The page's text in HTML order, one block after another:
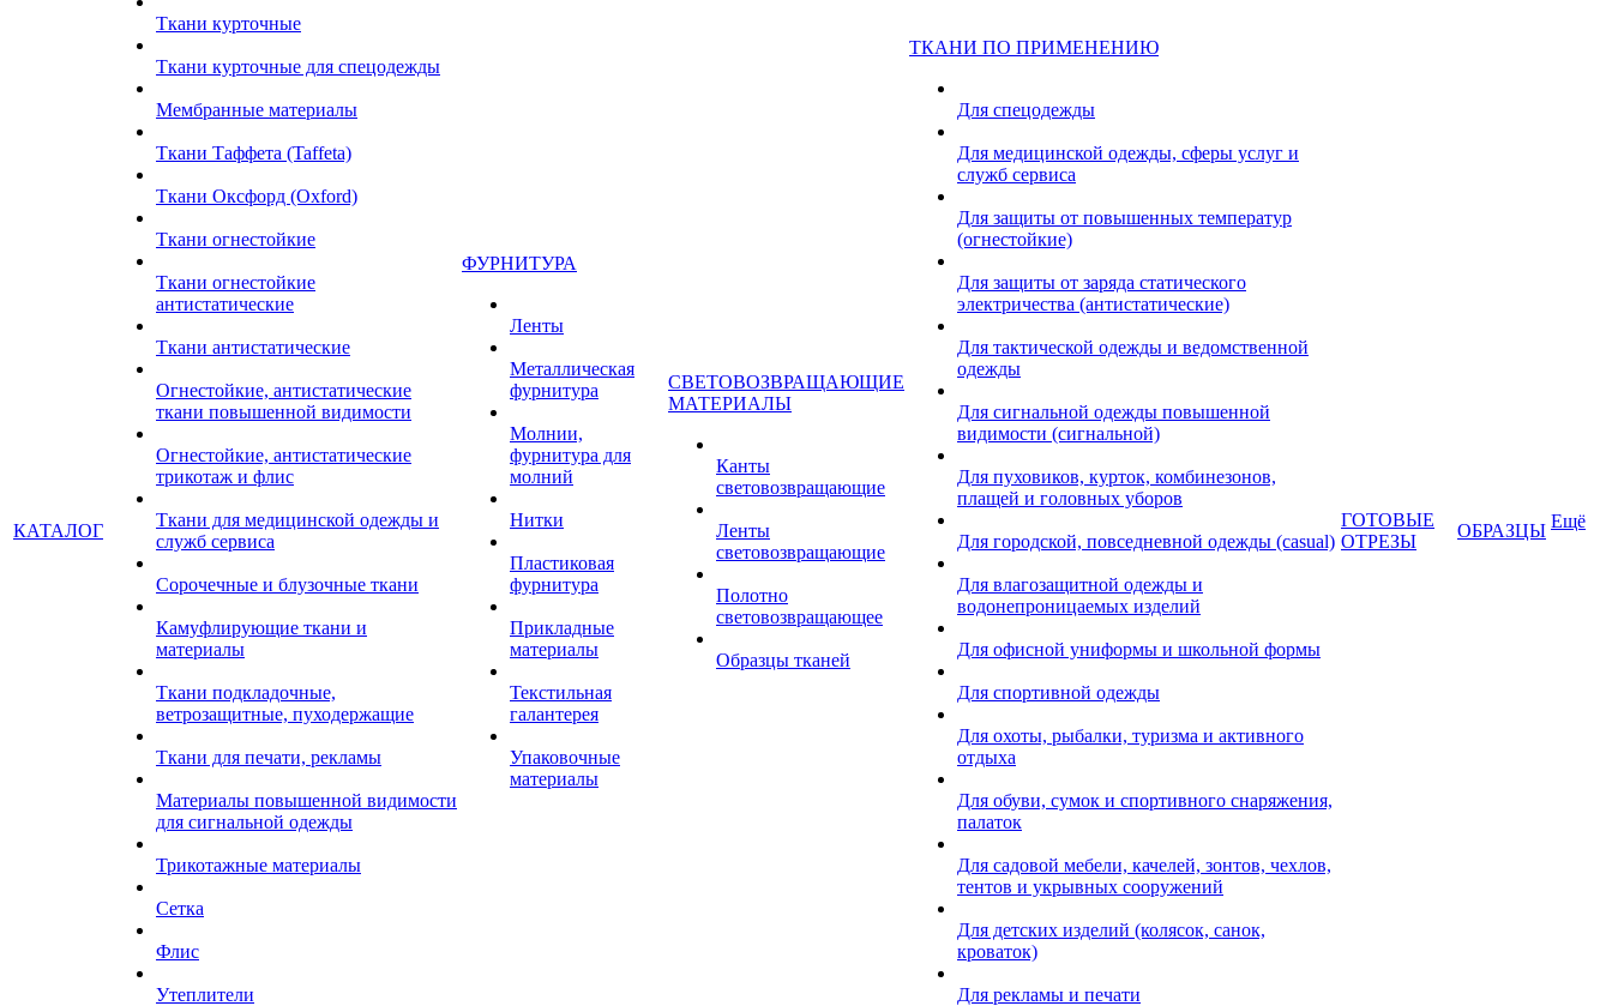
КАТАЛОГ
Ткани курточные
Ткани курточные для спецодежды
Мембранные материалы
Ткани Таффета (Taffeta)
Ткани Оксфорд (Oxford)
Ткани огнестойкие
Ткани огнестойкие
антистатические
Ткани антистатические
Огнестойкие, антистатические
ткани повышенной видимости
Огнестойкие, антистатические
трикотаж и флис
Ткани для медицинской одежды и
служб сервиса
Сорочечные и блузочные ткани
Камуфлирующие ткани и
материалы
Ткани подкладочные,
ветрозащитные, пуходержащие
Ткани для печати, рекламы
Материалы повышенной видимости
для сигнальной одежды
Трикотажные материалы
Сетка
Флис
Утеплители
ФУРНИТУРА
Ленты
Металлическая
фурнитура
Молнии,
фурнитура для
молний
Нитки
Пластиковая
фурнитура
Прикладные
материалы
Текстильная
галантерея
Упаковочные
материалы
СВЕТОВОЗВРАЩАЮЩИЕ
МАТЕРИАЛЫ
Канты
световозвращающие
Ленты
световозвращающие
Полотно
световозвращающее
Образцы тканей
ТКАНИ ПО ПРИМЕНЕНИЮ
Для спецодежды
Для медицинской одежды, сферы услуг и
служб сервиса
Для защиты от повышенных температур
(огнестойкие)
Для защиты от заряда статического
электричества (антистатические)
Для тактической одежды и ведомственной
одежды
Для сигнальной одежды повышенной
видимости (сигнальной)
Для пуховиков, курток, комбинезонов,
плащей и головных уборов
Для городской, повседневной одежды (casual)
Для влагозащитной одежды и
водонепроницаемых изделий
Для офисной униформы и школьной формы
Для спортивной одежды
Для охоты, рыбалки, туризма и активного
отдыха
Для обуви, сумок и спортивного снаряжения,
палаток
Для садовой мебели, качелей, зонтов, чехлов,
тентов и укрывных сооружений
Для детских изделий (колясок, санок,
кроваток)
Для рекламы и печати
ГОТОВЫЕ
ОТРЕЗЫ
ОБРАЗЦЫ Ещё